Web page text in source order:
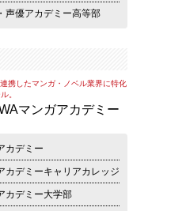
声優アカデミー高等部
携したマンガ・ノベル業界に特化
。
マンガアカデミー
カデミー
カデミーキャリアカレッジ
カデミー大学部